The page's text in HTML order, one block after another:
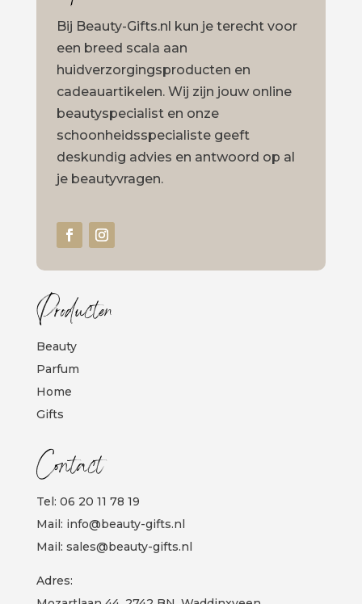
Bij Beauty-Gifts.nl kun je terecht voor
een breed scala aan
huidverzorgingsproducten en
cadeauartikelen. Wij zijn jouw online
beautyspecialist en onze
schoonheidsspecialiste geeft
deskundig advies en antwoord op al
je beautyvragen.
Producten
Beauty
Parfum
Home
Gifts
Contact
Tel: 06 20 11 78 19
Mail: info@beauty-gifts.nl
Mail: sales@beauty-gifts.nl
Adres: